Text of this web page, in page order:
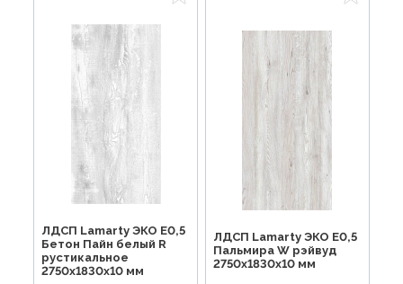
ЛДСП Lamarty ЭКО E0,5
Бетон Пайн белый R
рустикальное
2750х1830х10 мм
ЛДСП Lamarty ЭКО E0,5
Пальмира W рэйвуд
2750х1830х10 мм